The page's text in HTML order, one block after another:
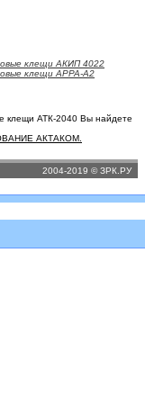
клещи АКИП 4022
клещи APPA-A2
клещи АТК-2040 Вы найдете
АКТАКОМ.
2004-2019 © ЗРК.РУ